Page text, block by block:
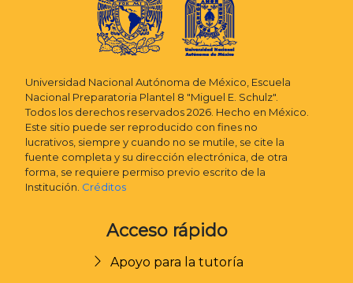
Universidad Nacional Autónoma de México, Escuela
Nacional Preparatoria Plantel 8 "Miguel E. Schulz".
Todos los derechos reservados 2026. Hecho en México.
Este sitio puede ser reproducido con fines no
lucrativos, siempre y cuando no se mutile, se cite la
fuente completa y su dirección electrónica, de otra
forma, se requiere permiso previo escrito de la
Institución. Créditos
Acceso rápido
Apoyo para la tutoría